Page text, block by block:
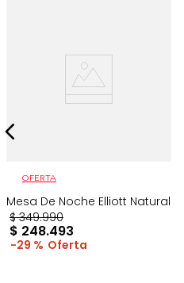
OFERTA
Mesa De Noche Elliott Natural
$ 349.990
$ 248.493
29 %